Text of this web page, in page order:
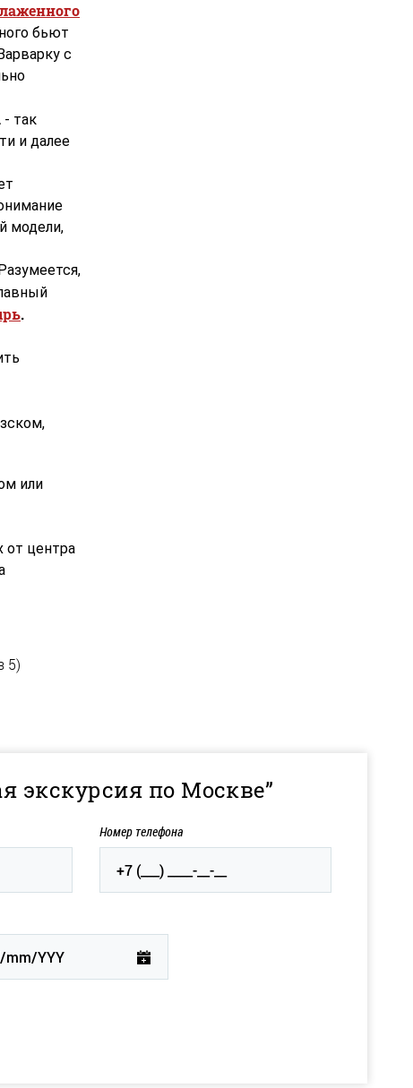
бьют
с
- так
и далее
модели,
.
или
от центра
5)
экскурсия по Москве”
Номер телефона